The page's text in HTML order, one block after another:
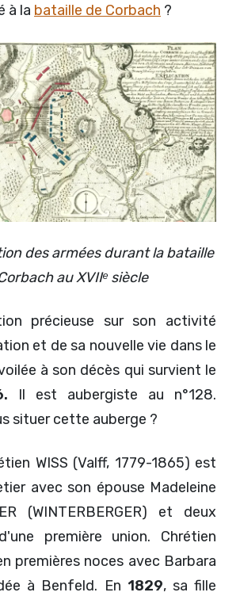
à la bataille de Corbach ?
des armées durant la bataille
au XVIIᵉ siècle
précieuse sur son activité
et de sa nouvelle vie dans le
à son décès qui survient le
Il est aubergiste au n°128.
situer cette auberge ?
WISS (Valff, 1779-1865) est
avec son épouse Madeleine
(WINTERBERGER) et deux
première union. Chrétien
premières noces avec Barbara
à Benfeld. En 1829, sa fille